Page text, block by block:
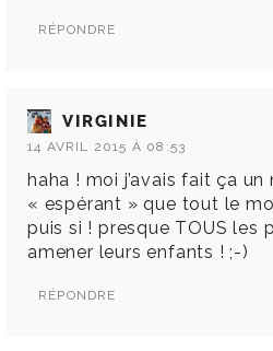
RÉPONDRE
VIRGINIE
14 AVRIL 2015 À 08:53
haha ! moi j’avais fait ça un
« espérant » que tout le
puis si ! presque TOUS les
amener leurs enfants ! ;-)
RÉPONDRE